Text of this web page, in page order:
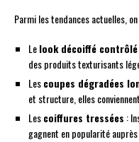
Parmi les tendances actuelles,
Lelook décoiffé contrôlé
des produits texturisants
Lescoupes dégradées
et structure, elles
Lescoiffures tressées :
gagnent en popularité